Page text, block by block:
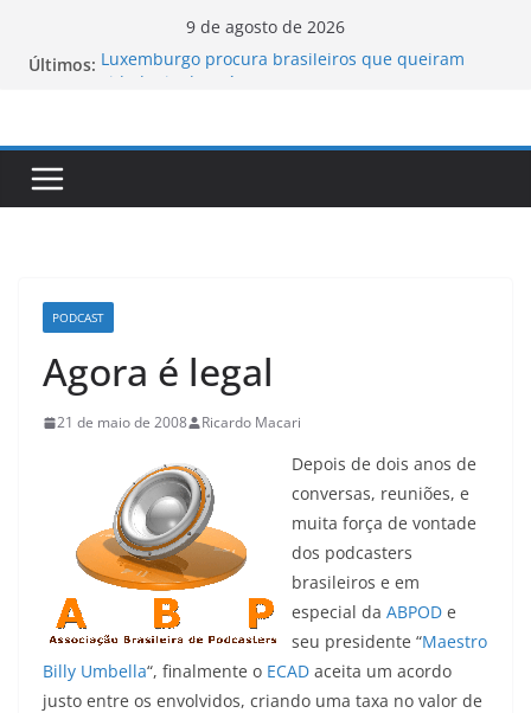
9 de agosto de 2026
Últimos: Luxemburgo procura brasileiros que queiram
Luxemburgo e Canadá assinam protocolo sobre a
PODCAST
Agora é legal
21 de maio de 2008 Ricardo Macari
Depois de dois anos de
conversas, reuniões, e
muita força de vontade
dos podcasters
brasileiros e em
especial da ABPOD e
seu presidente “Maestro
Billy Umbella“, finalmente o ECAD aceita um acordo
justo entre os envolvidos, criando uma taxa no valor de